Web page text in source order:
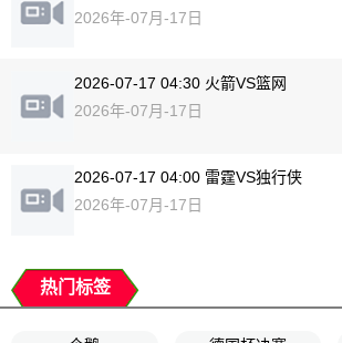
2026年-07月-17日
2026-07-17 04:30 火箭VS篮网
2026年-07月-17日
2026-07-17 04:00 雷霆VS独行侠
2026年-07月-17日
热门标签